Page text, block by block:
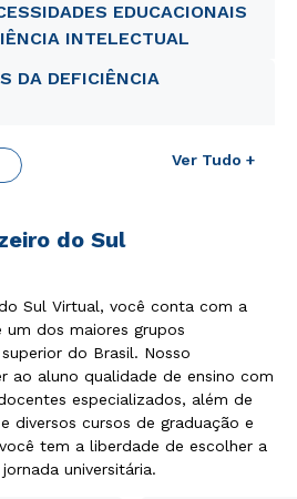
EDUCACIONAIS
INTELECTUAL
DA DEFICIÊNCIA
Ver Tudo +
do Sul
Sul Virtual, você conta com a
dos maiores grupos
do Brasil. Nosso
ao aluno qualidade de ensino com
especializados, além de
diversos cursos de graduação e
tem a liberdade de escolher a
universitária.
aPolítica de Privacidade.e
sejam utilizados para o
Cruzeiro do Sul.